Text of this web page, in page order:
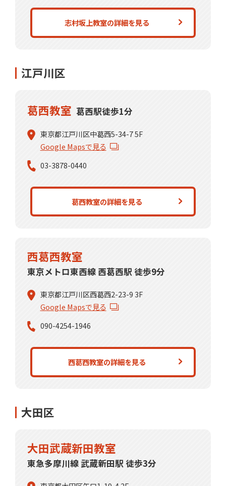
志村坂上教室の詳細を見る
江戸川区
葛西教室 葛西駅徒歩1分
東京都江戸川区中葛西5-34-7 5F
Google Mapsで見る
03-3878-0440
葛西教室の詳細を見る
西葛西教室
東京メトロ東西線 西葛西駅 徒歩9分
東京都江戸川区西葛西2-23-9 3F
Google Mapsで見る
090-4254-1946
西葛西教室の詳細を見る
大田区
大田武蔵新田教室
東急多摩川線 武蔵新田駅 徒歩3分